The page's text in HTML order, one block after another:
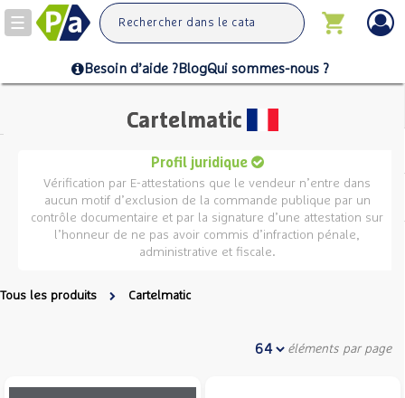
Toggle
navigation
Besoin d’aide ?BlogQui sommes-nous ?
Cartelmatic
Profil juridique
Vérification par E-attestations que le vendeur n’entre dans
aucun motif d’exclusion de la commande publique par un
contrôle documentaire et par la signature d’une attestation sur
l’honneur de ne pas avoir commis d’infraction pénale,
administrative et fiscale.
Tous les produits Cartelmatic
éléments par page